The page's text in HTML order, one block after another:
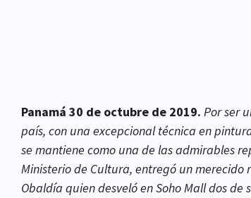
Panamá 30 de octubre de 2019. Por ser
país, con una excepcional técnica en
se mantiene como una de las admirables
Ministerio de Cultura, entregó un
Obaldía quien desveló en Soho Mall dos